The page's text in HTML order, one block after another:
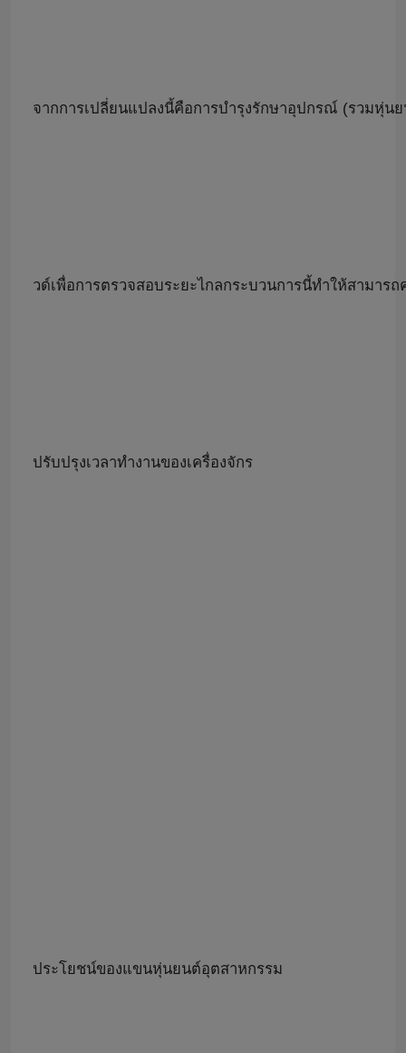
หุ่นยนต์คาวาซากิ
จากการเปลี่ยนแปลงนี้คือการบำรุงรักษาอุปกรณ์ (รวมหุ่
วด์เพื่อการตรวจสอบระยะไกลกระบวนการนี้ทำให้สามา
ปรับปรุงเวลาทำงานของเครื่องจักร
ประโยชน์ของแขนหุ่นยนต์อุตสาหกรรม